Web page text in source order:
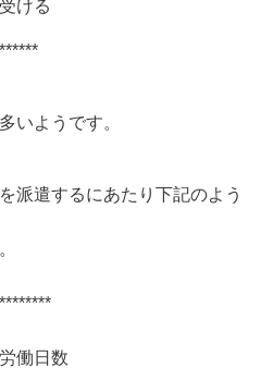
ける
いようです。
派遣するにあたり下記のよう
働日数